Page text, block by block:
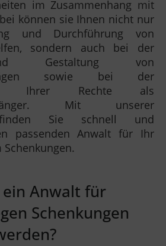
im Zusammenhang mit
können sie Ihnen nicht nur
und Durchführung von
sondern auch bei der
Gestaltung von
sowie bei der
Ihrer Rechte als
Mit unserer
finden Sie schnell und
passenden Anwalt für Ihr
Anwalt für
Schenkungen